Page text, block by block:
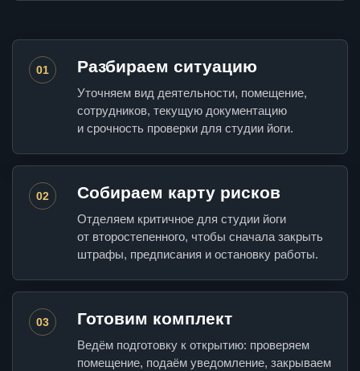
01 Разбираем ситуацию
Уточняем вид деятельности, помещение,
сотрудников, текущую документацию
и срочность проверки для студии йоги.
02 Собираем карту рисков
Отделяем критичное для студии йоги
от второстепенного, чтобы сначала закрыть
штрафы, предписания и остановку работы.
03 Готовим комплект
Ведём подготовку к открытию: проверяем
помещение, подаём уведомление, закрываем